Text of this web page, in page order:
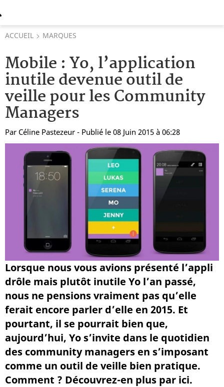
ACCUEIL MARQUES
Mobile : Yo, l’application
inutile devenue outil de
veille pour les Community
Managers
Par Céline Pastezeur - Publié le 08 Juin 2015 à 06:28
Lorsque nous vous avions présenté l’appli
drôle mais plutôt inutile Yo l’an passé,
nous ne pensions vraiment pas qu’elle
ferait encore parler d’elle en 2015. Et
pourtant, il se pourrait bien que,
aujourd’hui, Yo s’invite dans le quotidien
des community managers en s’imposant
comme un outil de veille bien pratique.
Comment ? Découvrez-en plus par ici.